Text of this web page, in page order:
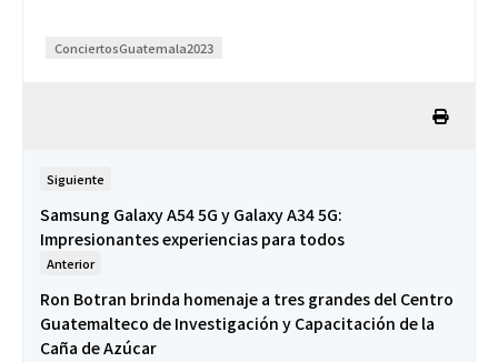
ConciertosGuatemala2023
Siguiente
Samsung Galaxy A54 5G y Galaxy A34 5G:
Impresionantes experiencias para todos
Anterior
Ron Botran brinda homenaje a tres grandes del Centro
Guatemalteco de Investigación y Capacitación de la
Caña de Azúcar